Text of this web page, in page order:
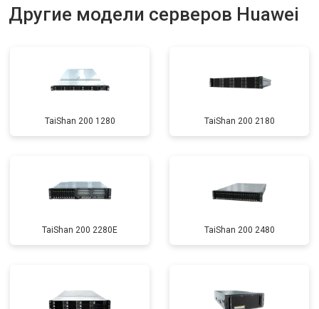
Другие модели серверов Huawei
TaiShan 200 1280 TaiShan 200 2180
TaiShan 200 2280E TaiShan 200 2480